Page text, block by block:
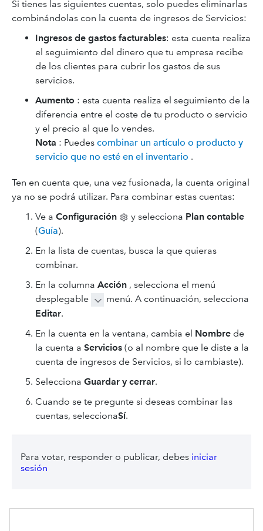
Si tienes las siguientes cuentas, solo puedes eliminarlas
combinándolas con la cuenta de ingresos de Servicios:
Ingresos de gastos facturables: esta cuenta realiza
el seguimiento del dinero que tu empresa recibe
de los clientes para cubrir los gastos de sus
servicios.
Aumento : esta cuenta realiza el seguimiento de la
diferencia entre el coste de tu producto o servicio
y el precio al que lo vendes.
Nota : Puedes combinar un artículo o producto y
servicio que no esté en el inventario .
Ten en cuenta que, una vez fusionada, la cuenta original
ya no se podrá utilizar. Para combinar estas cuentas:
Ve a Configuración y selecciona Plan contable
(Guía).
En la lista de cuentas, busca la que quieras
combinar.
En la columna Acción , selecciona el menú
desplegable
menú. A continuación, selecciona
Editar.
En la cuenta en la ventana, cambia el Nombre de
la cuenta a Servicios (o al nombre que le diste a la
cuenta de ingresos de Servicios, si lo cambiaste).
Selecciona Guardar y cerrar.
Cuando se te pregunte si deseas combinar las
cuentas, seleccionaSí.
Para votar, responder o publicar, debes iniciar
sesión